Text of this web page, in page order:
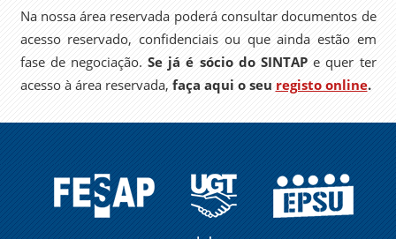
Na nossa área reservada poderá consultar documentos de
acesso reservado, confidenciais ou que ainda estão em
fase de negociação.Se já é sócio do SINTAPe quer ter
acesso à área reservada, faça aqui o seu registo online.
FESAP UGT EPSU